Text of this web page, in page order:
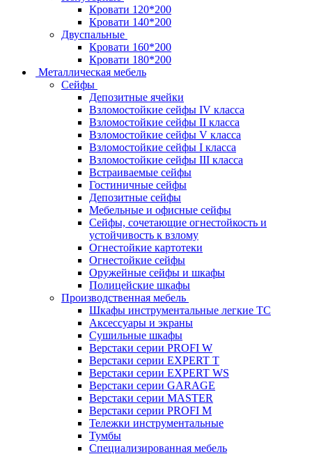
Кровати 120*200
Кровати 140*200
Двуспальные
Кровати 160*200
Кровати 180*200
Металлическая мебель
Сейфы
Депозитные ячейки
Взломостойкие сейфы IV класса
Взломостойкие сейфы II класса
Взломостойкие сейфы V класса
Взломостойкие сейфы I класса
Взломостойкие сейфы III класса
Встраиваемые сейфы
Гостиничные сейфы
Депозитные сейфы
Мебельные и офисные сейфы
Сейфы, сочетающие огнестойкость и
устойчивость к взлому
Огнестойкие картотеки
Огнестойкие сейфы
Оружейные сейфы и шкафы
Полицейские шкафы
Производственная мебель
Шкафы инструментальные легкие ТС
Аксессуары и экраны
Cушильные шкафы
Верстаки серии PROFI W
Верстаки серии EXPERT T
Верстаки серии EXPERT WS
Верстаки серии GARAGE
Верстаки серии MASTER
Верстаки серии PROFI M
Тележки инструментальные
Тумбы
Cпециализированная мебель